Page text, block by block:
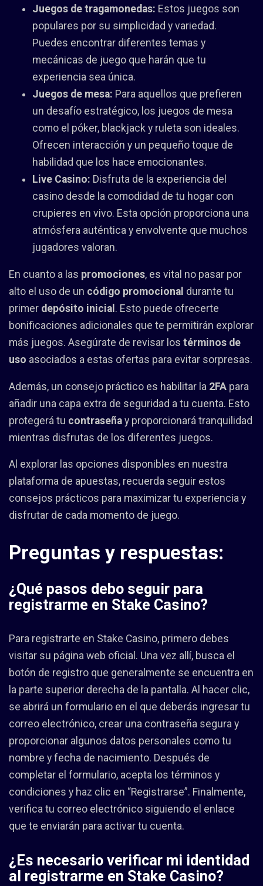
Juegos de tragamonedas: Estos juegos son
populares por su simplicidad y variedad.
Puedes encontrar diferentes temas y
mecánicas de juego que harán que tu
experiencia sea única.
Juegos de mesa: Para aquellos que prefieren
un desafío estratégico, los juegos de mesa
como el póker, blackjack y ruleta son ideales.
Ofrecen interacción y un pequeño toque de
habilidad que los hace emocionantes.
Live Casino: Disfruta de la experiencia del
casino desde la comodidad de tu hogar con
crupieres en vivo. Esta opción proporciona una
atmósfera auténtica y envolvente que muchos
jugadores valoran.
En cuanto a las promociones, es vital no pasar por
alto el uso de un código promocional durante tu
primer depósito inicial . Esto puede ofrecerte
bonificaciones adicionales que te permitirán explorar
más juegos. Asegúrate de revisar los términos de
uso asociados a estas ofertas para evitar sorpresas.
Además, un consejo práctico es habilitar la 2FA para
añadir una capa extra de seguridad a tu cuenta. Esto
protegerá tu contraseña y proporcionará tranquilidad
mientras disfrutas de los diferentes juegos.
Al explorar las opciones disponibles en nuestra
plataforma de apuestas, recuerda seguir estos
consejos prácticos para maximizar tu experiencia y
disfrutar de cada momento de juego.
Preguntas y respuestas:
¿Qué pasos debo seguir para
registrarme en Stake Casino?
Para registrarte en Stake Casino, primero debes
visitar su página web oficial. Una vez allí, busca el
botón de registro que generalmente se encuentra en
la parte superior derecha de la pantalla. Al hacer clic,
se abrirá un formulario en el que deberás ingresar tu
correo electrónico, crear una contraseña segura y
proporcionar algunos datos personales como tu
nombre y fecha de nacimiento. Después de
completar el formulario, acepta los términos y
condiciones y haz clic en “Registrarse”. Finalmente,
verifica tu correo electrónico siguiendo el enlace
que te enviarán para activar tu cuenta.
¿Es necesario verificar mi identidad
al registrarme en Stake Casino?